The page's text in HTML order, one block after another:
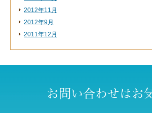
2012年11月
2012年9月
2011年12月
お問い合わせはお